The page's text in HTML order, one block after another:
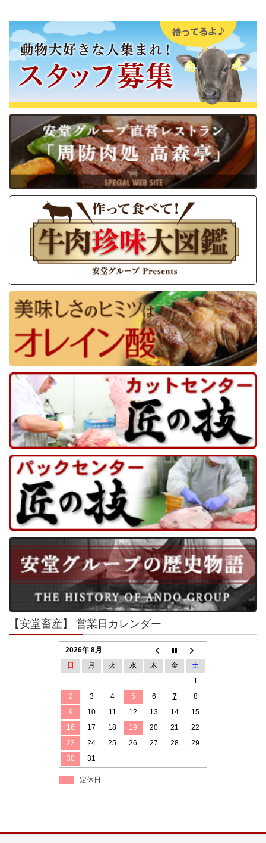
【安堂畜産】 営業日カレンダー
2026年 8月
日
月 火 水 木 金
土
1
2
3 4 5 6 7
8
9
10 11 12 13 14
15
16
17 18 19 20 21
22
23
24 25 26 27 28
29
30
31
定休日